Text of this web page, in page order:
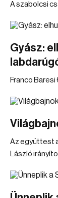
A szabolcsi
Gyász:
Franco Baresi
Az együttest
László